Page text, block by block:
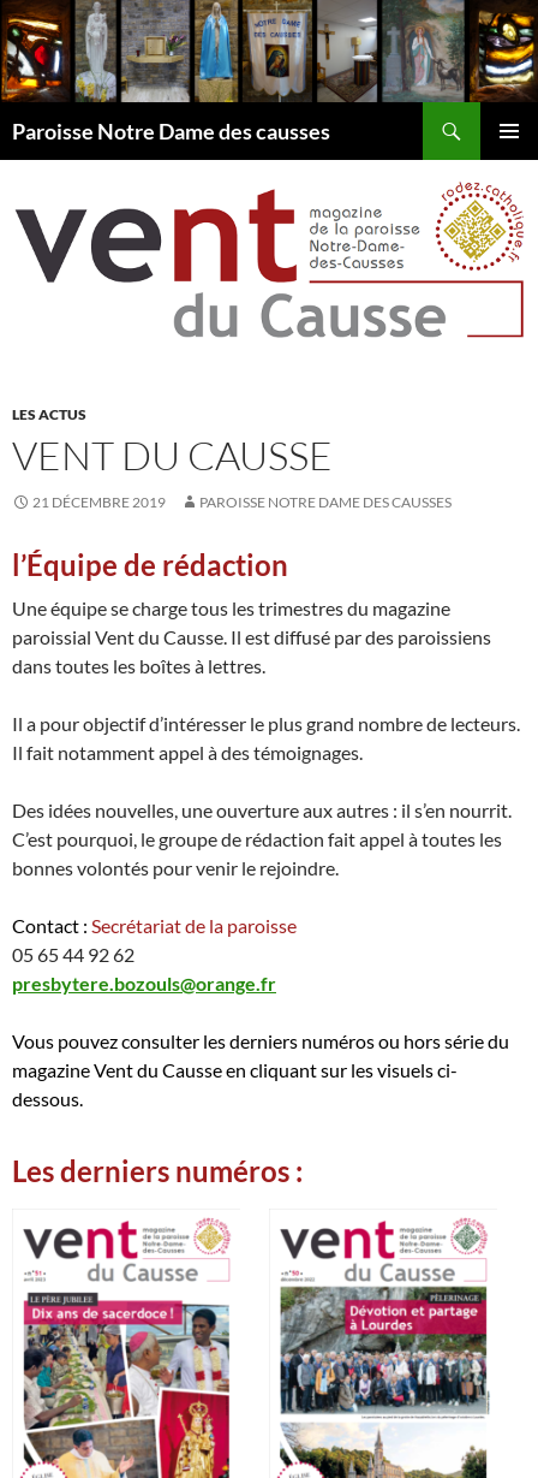
Aller
au
contenu
Paroisse Notre Dame des causses
LES ACTUS
VENT DU CAUSSE
21 DÉCEMBRE 2019 PAROISSE NOTRE DAME DES CAUSSES
l’Équipe de rédaction
Une équipe se charge tous les trimestres du magazine
paroissial Vent du Causse. Il est diffusé par des paroissiens
dans toutes les boîtes à lettres.
Il a pour objectif d’intéresser le plus grand nombre de lecteurs.
Il fait notamment appel à des témoignages.
Des idées nouvelles, une ouverture aux autres : il s’en nourrit.
C’est pourquoi, le groupe de rédaction fait appel à toutes les
bonnes volontés pour venir le rejoindre.
Contact : Secrétariat de la paroisse
05 65 44 92 62
presbytere.bozouls@orange.fr
Vous pouvez consulter les derniers numéros ou hors série du
magazine Vent du Causse en cliquant sur les visuels ci-
dessous.
Les derniers numéros :